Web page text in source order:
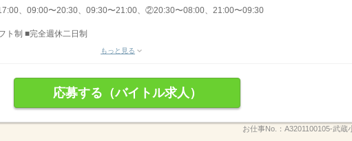
、09:00〜20:30、09:30〜21:00、②20:30〜08:00、21:00〜09:30
ト制 ■完全週休二日制
もっと見る
応募する（バイトル求人）
お仕事No.： A3201100105-武蔵